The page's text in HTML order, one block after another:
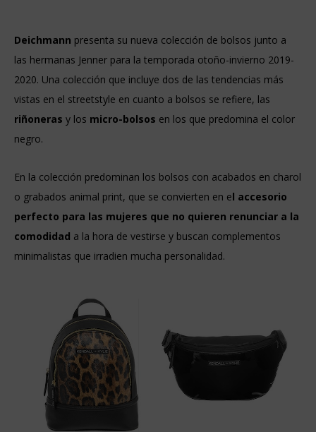
Deichmann presenta su nueva colección de bolsos junto a
las hermanas Jenner para la temporada otoño-invierno 2019-
2020. Una colección que incluye dos de las tendencias más
vistas en el streetstyle en cuanto a bolsos se refiere, las
riñoneras y los micro-bolsos en los que predomina el color
negro.
En la colección predominan los bolsos con acabados en charol
o grabados animal print, que se convierten en el accesorio
perfecto para las mujeres que no quieren renunciar a la
comodidad a la hora de vestirse y buscan complementos
minimalistas que irradien mucha personalidad.